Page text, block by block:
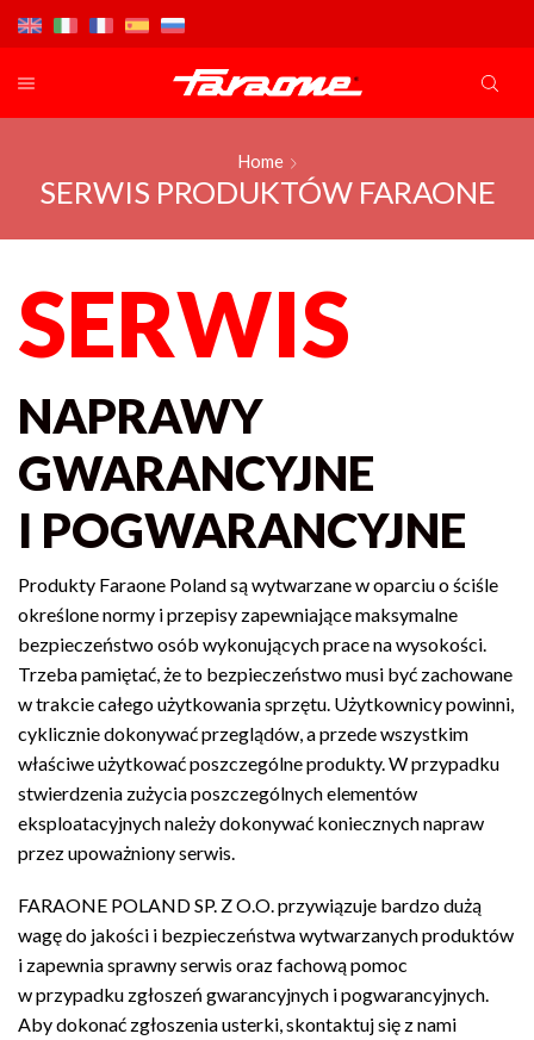
Home
SERWIS PRODUKTÓW FARAONE
SERWIS
NAPRAWY
GWARANCYJNE
I POGWARANCYJNE
Produkty Faraone Poland są wytwarzane w oparciu o ściśle
określone normy i przepisy zapewniające maksymalne
bezpieczeństwo osób wykonujących prace na wysokości.
Trzeba pamiętać, że to bezpieczeństwo musi być zachowane
w trakcie całego użytkowania sprzętu. Użytkownicy powinni,
cyklicznie dokonywać przeglądów, a przede wszystkim
właściwe użytkować poszczególne produkty. W przypadku
stwierdzenia zużycia poszczególnych elementów
eksploatacyjnych należy dokonywać koniecznych napraw
przez upoważniony serwis.
FARAONE POLAND SP. Z O.O. przywiązuje bardzo dużą
wagę do jakości i bezpieczeństwa wytwarzanych produktów
i zapewnia sprawny serwis oraz fachową pomoc
w przypadku zgłoszeń gwarancyjnych i pogwarancyjnych.
Aby dokonać zgłoszenia usterki, skontaktuj się z nami